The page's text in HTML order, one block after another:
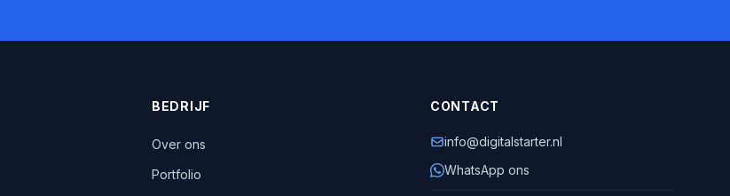
BEDRIJF
Over ons
Portfolio
CONTACT
info@digitalstarter.nl
WhatsApp ons